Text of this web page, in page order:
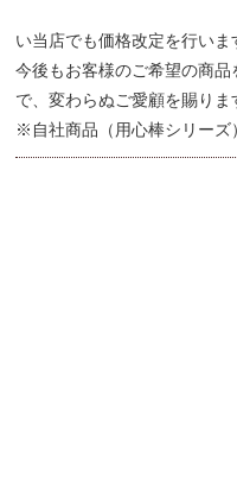
い当店でも価格改定を行いま
今後もお客様のご希望の商
で、変わらぬご愛顧を賜りま
※自社商品（用心棒シリーズ